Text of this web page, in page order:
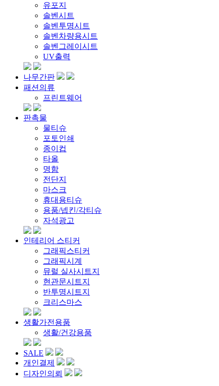
유포지
솔벤시트
솔벤투명시트
솔벤차량용시트
솔벤그레이시트
UV출력
나무간판
패션의류
프린트웨어
판촉물
물티슈
포토인쇄
종이컵
타올
명함
전단지
마스크
휴대용티슈
용품/넵킨/각티슈
자석광고
인테리어 스티커
그래픽스티커
그래픽시계
뮤럴 실사시트지
현관문시트지
반투명시트지
크리스마스
생활가전용품
생활/건강용품
SALE
개인결제
디자인의뢰